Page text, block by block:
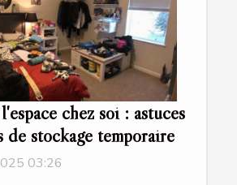
chez soi : astuces
de stockage temporaire
03:26